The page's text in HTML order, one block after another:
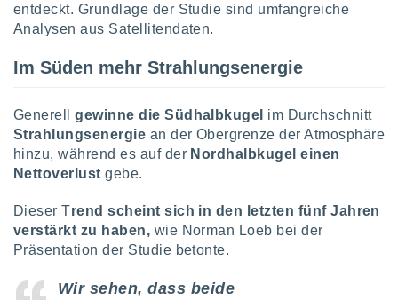
der
Sie
werden
entdeckt. Grundlage der Studie sind umfangreiche
Analysen aus Satellitendaten.
Im Süden mehr Strahlungsenergie
Generellgewinne die Südhalbkugel im Durchschnitt
Strahlungsenergie an der Obergrenze der Atmosphäre
hinzu, während es auf der Nordhalbkugel einen
Nettoverlustgebe.
Dieser Trend scheint sich in den letzten fünf Jahren
verstärkt zu haben, wie Norman Loeb bei der
Präsentation der Studie betonte.
Wir sehen, dass beide